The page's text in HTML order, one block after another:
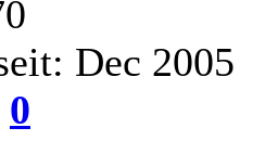
Dec 2005
0